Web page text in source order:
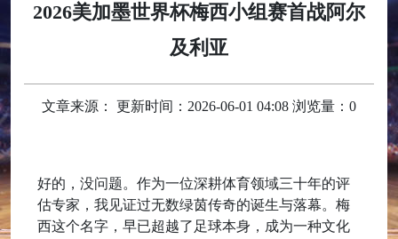
2026美加墨世界杯梅西小组赛首战阿尔
及利亚
文章来源： 更新时间：2026-06-01 04:08 浏览量：0
好的，没问题。作为一位深耕体育领域三十年的评
估专家，我见证过无数绿茵传奇的诞生与落幕。梅
西这个名字，早已超越了足球本身，成为一种文化